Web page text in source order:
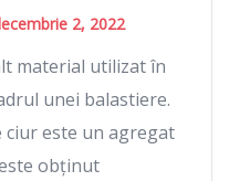
2, 2022
material utilizat în
unei balastiere.
ciur este un agregat
obținut